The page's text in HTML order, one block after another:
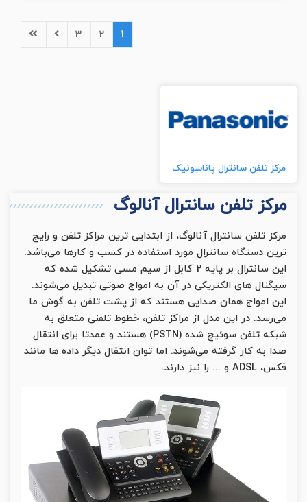
1
2
3
مرکز تلفن سانترال پاناسونیک
مرکز تلفن سانترال آنالوگ
مرکز تلفن سانترال آنالوگ، از ابتدایی ترین مراکز تلفن و رایج
ترین دستگاه سانترال مورد استفاده در کسب و کارها می‌باشد.
این سانترال بر پایه 2 کابل از سیم مسی تشکیل شده که
سیگنال های الکتریکی در آن به امواج صوتی تبدیل می‌شوند.
این امواج همان صدایی هستند که از پشت تلفن به گوش ما
می‌رسد. در این مدل از مراکز تلفن، خطوط تلفنی متعلق به
شبکه تلفن سوئیچ شده (PSTN) هستند و عمدتا برای انتقال
صدا به کار گرفته می‌شوند. اما توان انتقال دیگر داده ها مانند
فکس، ADSL و ... را نیز دارند.